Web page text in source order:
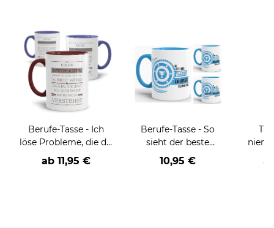
Berufe-Tasse - Ich
löse Probleme, die du
nicht verstehst -
verschiedene Berufe
ab 11,95 €
Berufe-Tasse - So
sieht der beste
BERUF aus -
verschiedene Berufe
10,95 €